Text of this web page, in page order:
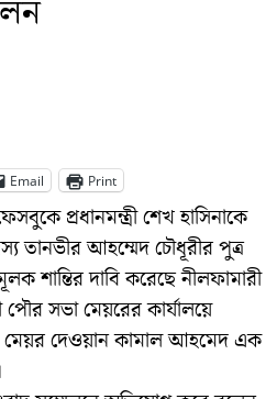
Email Print
প্রধানমন্ত্রী শেখ হাসিনাকে
তানভীর আহম্মেদ চৌধূরীর পুত্র
শান্তির দাবি করেছে নীলফামারী
সভা মেয়রের কার্যালয়ে
দেওয়ান কামাল আহমেদ এক